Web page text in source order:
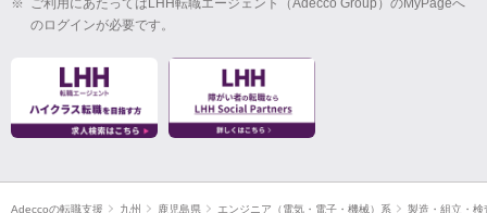
※ ご利用にあたってはLHH転職エージェント（Adecco Group）のMyPageへ
のログインが必要です。
Adeccoの転職支援 九州 鹿児島県 エンジニア（電気・電子・機械）系 製造・組立・検